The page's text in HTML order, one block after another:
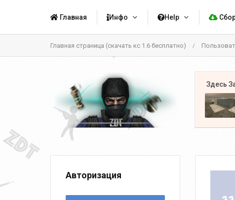
Главная Инфо Help
Главная страница (скачать кс 1.6 бесплатно) /
Авторизация